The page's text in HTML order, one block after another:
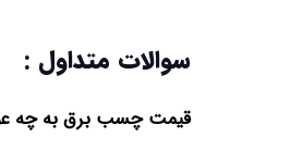
سوالات متداول :
قیمت چسب برق به چه